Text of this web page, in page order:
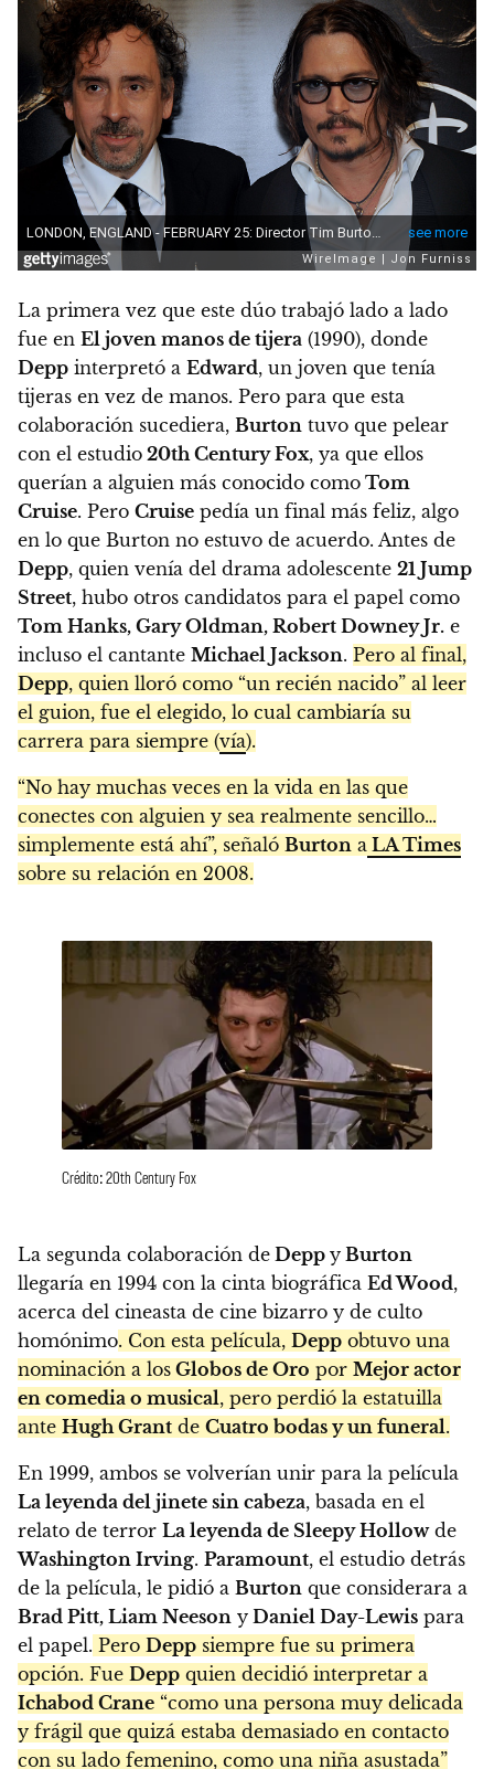
La primera vez que este dúo trabajó lado a lado
fue en El joven manos de tijera (1990), donde
Depp interpretó a Edward, un joven que tenía
tijeras en vez de manos. Pero para que esta
colaboración sucediera, Burton tuvo que pelear
con el estudio 20th Century Fox, ya que ellos
querían a alguien más conocido como Tom
Cruise. Pero Cruise pedía un final más feliz, algo
en lo que Burton no estuvo de acuerdo. Antes de
Depp, quien venía del drama adolescente 21 Jump
Street, hubo otros candidatos para el papel como
Tom Hanks, Gary Oldman, Robert Downey Jr. e
incluso el cantante Michael Jackson. Pero al final,
Depp, quien lloró como “un recién nacido” al leer
el guion, fue el elegido, lo cual cambiaría su
carrera para siempre (vía).
“No hay muchas veces en la vida en las que
conectes con alguien y sea realmente sencillo…
simplemente está ahí”, señaló Burton a LA Times
sobre su relación en 2008.
Crédito: 20th Century Fox
La segunda colaboración de Depp y Burton
llegaría en 1994 con la cinta biográfica Ed Wood,
acerca del cineasta de cine bizarro y de culto
homónimo. Con esta película, Depp obtuvo una
nominación a los Globos de Oro por Mejor actor
en comedia o musical, pero perdió la estatuilla
ante Hugh Grant de Cuatro bodas y un funeral.
En 1999, ambos se volverían unir para la película
La leyenda del jinete sin cabeza, basada en el
relato de terror La leyenda de Sleepy Hollowde
Washington Irving. Paramount, el estudio detrás
de la película, le pidió a Burton que considerara a
Brad Pitt, Liam Neeson y Daniel Day-Lewis para
el papel. Pero Depp siempre fue su primera
opción. Fue Depp quien decidió interpretar a
Ichabod Crane “como una persona muy delicada
y frágil que quizá estaba demasiado en contacto
con su lado femenino, como una niña asustada”